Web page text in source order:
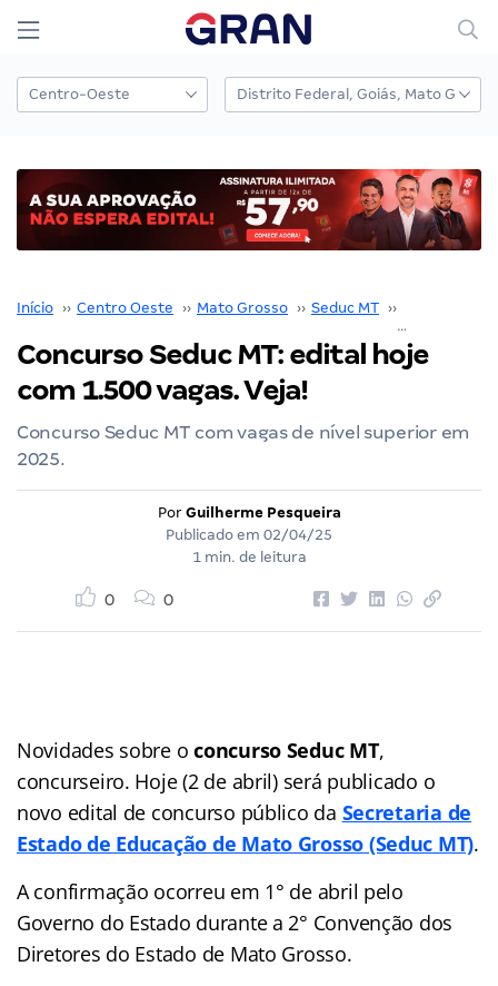
Início ›› Centro Oeste ›› Mato Grosso ›› Seduc MT ››
Concurso Seduc MT: edital hoje
com 1.500 vagas. Veja!
Concurso Seduc MT com vagas de nível superior em
2025.
Por Guilherme Pesqueira
Publicado em 02/04/25
1 min. de leitura
0 0
Novidades sobre oconcurso Seduc MT,
concurseiro. Hoje (2 de abril) será publicado o
novo edital de concurso público da Secretaria de
Estado de Educação de Mato Grosso (Seduc MT).
A confirmação ocorreu em 1° de abril pelo
Governo do Estado durante a 2° Convenção dos
Diretores do Estado de Mato Grosso.